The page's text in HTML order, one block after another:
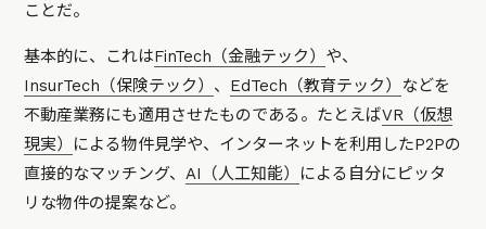
ことだ。
基本的に、これはFinTech（金融テック） や、
InsurTech（保険テック） 、 EdTech（教育テック） などを
不動産業務にも適用させたものである。たとえばVR（仮想
現実） による物件見学や、インターネットを利用したP2Pの
直接的なマッチング、AI（人工知能） による自分にピッタ
リな物件の提案など。